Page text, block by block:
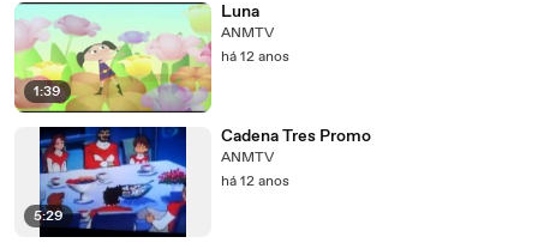
1:39
Luna
ANMTV
há 12 anos
5:29
Cadena Tres Promo
ANMTV
há 12 anos